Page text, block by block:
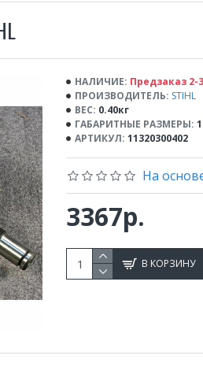
НАЛИЧИЕ: Предзаказ 2-
ПРОИЗВОДИТЕЛЬ: STIHL
ВЕС: 0.40кг
ГАБАРИТНЫЕ РАЗМЕРЫ:
АРТИКУЛ: 11320300402
На
3367р.
В КОРЗИНУ